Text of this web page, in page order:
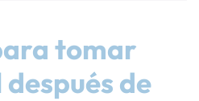
tomar
de